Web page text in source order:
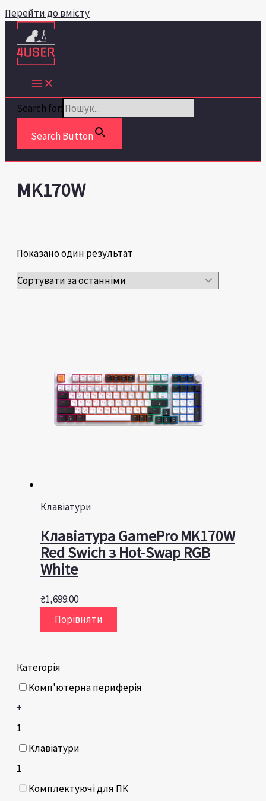
Перейти до вмісту
Search for:
Search Button
Категорія
Комп'ютерна периферія
+
1
Клавіатури
1
Комплектуючі для ПК
MK170W
Показано один результат
Клавіатури
Клавіатура GamePro MK170W
Red Swich з Hot-Swap RGB
White
₴1,699.00
Порівняти